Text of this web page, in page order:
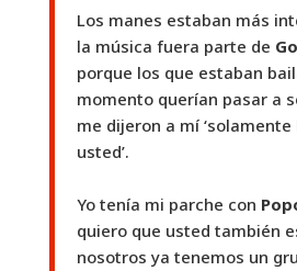
Los manes estaban más
la música fuera parte de
porque los que estaban
momento querían pasar a
me dijeron a mí
usted’.
Yo tenía mi parche con
quiero que usted también
nosotros ya tenemos un